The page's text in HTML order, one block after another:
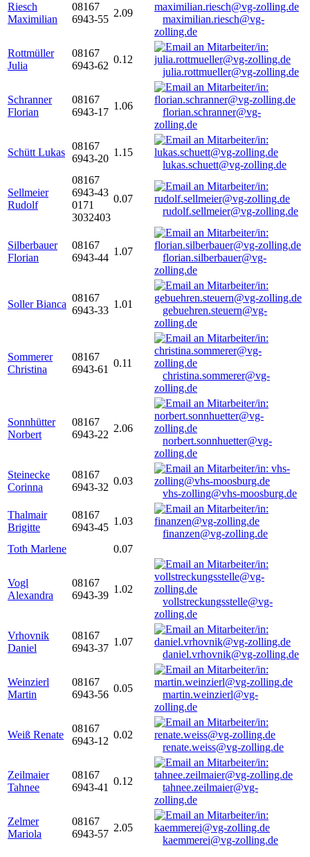
Riesch
Maximilian
08167
6943-55
2.09
maximilian.riesch@vg-
zolling.de
Rottmüller
Julia
08167
6943-62
0.12
julia.rottmueller@vg-zolling.de
Schranner
Florian
08167
6943-17
1.06
florian.schranner@vg-
zolling.de
Schütt Lukas
08167
6943-20
1.15
lukas.schuett@vg-zolling.de
Sellmeier
Rudolf
08167
6943-43
0171
3032403
0.07
rudolf.sellmeier@vg-zolling.de
Silberbauer
Florian
08167
6943-44
1.07
florian.silberbauer@vg-
zolling.de
Soller Bianca
08167
6943-33
1.01
gebuehren.steuern@vg-
zolling.de
Sommerer
Christina
08167
6943-61
0.11
christina.sommerer@vg-
zolling.de
Sonnhütter
Norbert
08167
6943-22
2.06
norbert.sonnhuetter@vg-
zolling.de
Steinecke
Corinna
08167
6943-32
0.03
vhs-zolling@vhs-moosburg.de
Thalmair
Brigitte
08167
6943-45
1.03
finanzen@vg-zolling.de
Toth Marlene
0.07
Vogl
Alexandra
08167
6943-39
1.02
vollstreckungsstelle@vg-
zolling.de
Vrhovnik
Daniel
08167
6943-37
1.07
daniel.vrhovnik@vg-zolling.de
Weinzierl
Martin
08167
6943-56
0.05
martin.weinzierl@vg-
zolling.de
Weiß Renate
08167
6943-12
0.02
renate.weiss@vg-zolling.de
Zeilmaier
Tahnee
08167
6943-41
0.12
tahnee.zeilmaier@vg-
zolling.de
Zelmer
Mariola
08167
6943-57
2.05
kaemmerei@vg-zolling.de